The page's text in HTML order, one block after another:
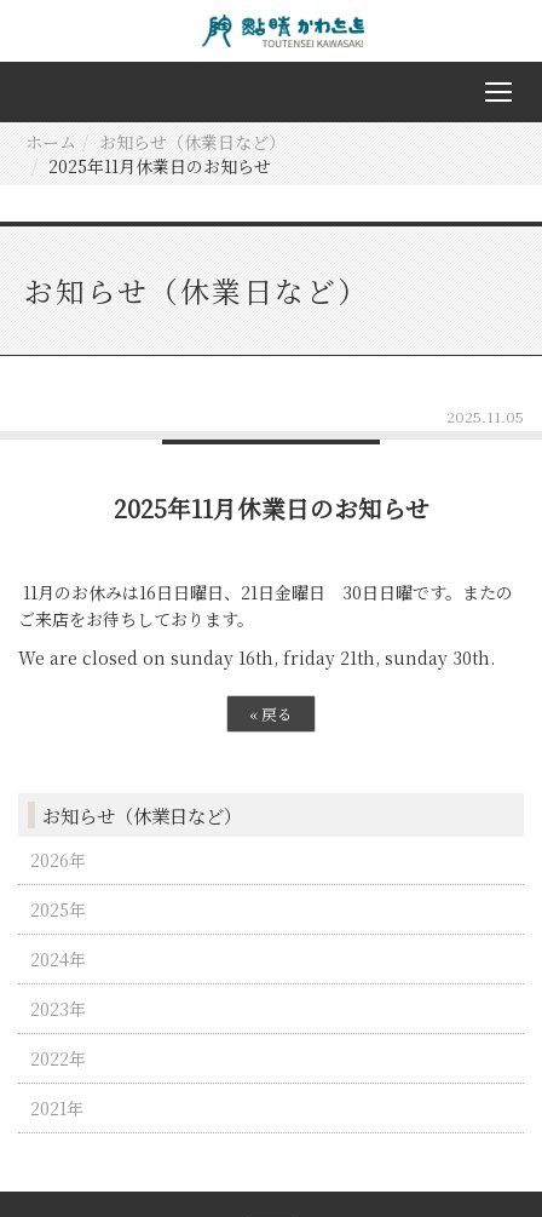
ホーム
お知らせ（休業日など）
2025年11月休業日のお知らせ
お知らせ（休業日など）
2025.11.05
2025年11月休業日のお知らせ
11月のお休みは16日日曜日、21日金曜日 30日日曜です。またの
ご来店をお待ちしております。
We are closed on sunday 16th, friday 21th, sunday 30th.
« 戻る
お知らせ（休業日など）
2026年
2025年
2024年
2023年
2022年
2021年